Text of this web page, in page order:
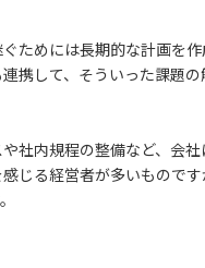
ためには長期的な計画を
携して、そういった課題の
社内規程の整備など、会社
じる経営者が多いもので